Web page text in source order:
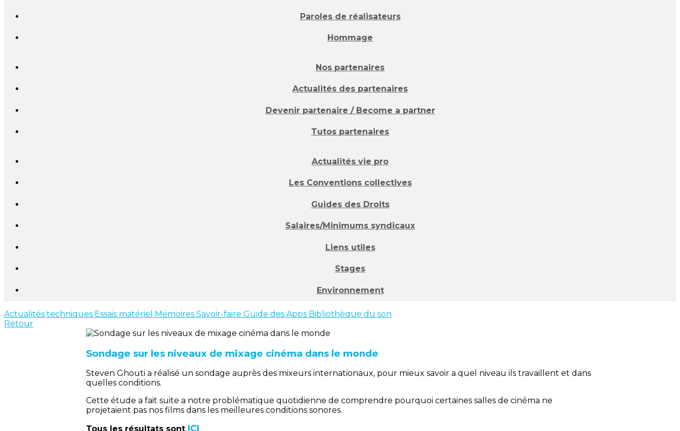
Paroles de réalisateurs
Hommage
Nos partenaires
Actualités des partenaires
Devenir partenaire / Become a partner
Tutos partenaires
Actualités vie pro
Les Conventions collectives
Guides des Droits
Salaires/Minimums syndicaux
Liens utiles
Stages
Environnement
Actualités techniques Essais matériel Mémoires Savoir-faire Guide des Apps Bibliothèque du son
Retour
Sondage sur les niveaux de mixage cinéma dans le monde
Steven Ghouti a réalisé un sondage auprès des mixeurs internationaux, pour mieux savoir a quel niveau ils travaillent et dans
quelles conditions.
Cette étude a fait suite a notre problématique quotidienne de comprendre pourquoi certaines salles de cinéma ne
projetaient pas nos films dans les meilleures conditions sonores.
Tous les résultats sont ICI